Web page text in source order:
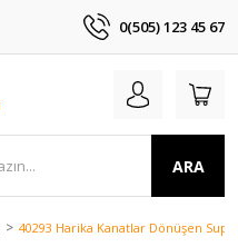
0(505) 123 45 67
ARA
40293 Harika Kanatlar Dönüşen